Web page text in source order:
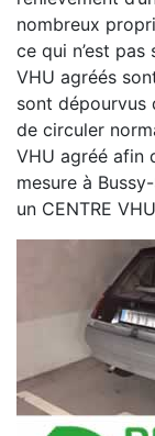
nombreux
ce qui n’est
VHU agréés
sont dépourvus
de circuler
VHU agréé afin
mesure à
un CENTRE